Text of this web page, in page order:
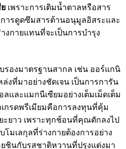
เพราะการเติมน้ำตาลหรือสาร
การดูดซึมสารต้านอนุมูลอิสระและ
งกายแทนที่จะเป็นการบำรุง
องมาตรฐานสากล เช่น ออร์แกนิ
ล่งที่มาอย่างชัดเจน เป็นการการัน
และแมกนีเซียมอย่างเต็มเม็ดเต็ม
กรดพรีเมียมคือการลงทุนที่คุ้ม
ยาว เพราะทุกช้อนที่คุณตักลงไป
มเลกุลที่ร่างกายต้องการอย่าง
ชินกับรสชาติหวานที่ปรุงแต่งมา